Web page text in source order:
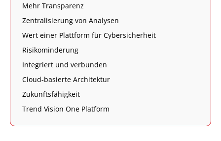
Mehr Transparenz
Zentralisierung von Analysen
Wert einer Plattform für Cybersicherheit
Risikominderung
Integriert und verbunden
Cloud-basierte Architektur
Zukunftsfähigkeit
Trend Vision One Platform